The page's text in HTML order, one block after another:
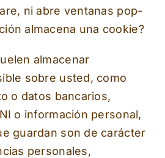
ni abre ventanas pop-
almacena una cookie?
almacenar
sobre usted, como
o datos bancarios,
o información personal,
guardan son de carácter
personales,